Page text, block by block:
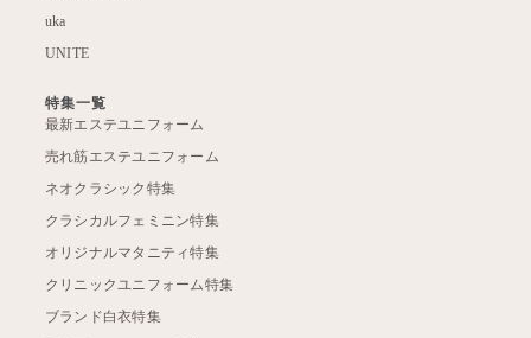
uka
UNITE
特集一覧
最新エステユニフォーム
売れ筋エステユニフォーム
ネオクラシック特集
クラシカルフェミニン特集
オリジナルマタニティ特集
クリニックユニフォーム特集
ブランド白衣特集